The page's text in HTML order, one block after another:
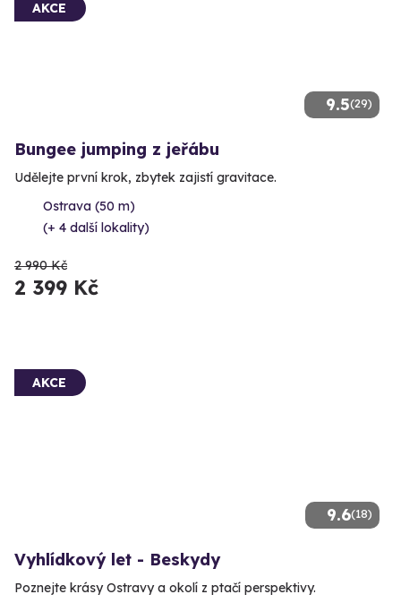
9.5(29)
AKCE
Bungee jumping z jeřábu
Udělejte první krok, zbytek zajistí gravitace.
Ostrava (50 m)
(+ 4 další lokality)
2 990 Kč
2 399 Kč
9.6(18)
AKCE
Vyhlídkový let - Beskydy
Poznejte krásy Ostravy a okolí z ptačí perspektivy.